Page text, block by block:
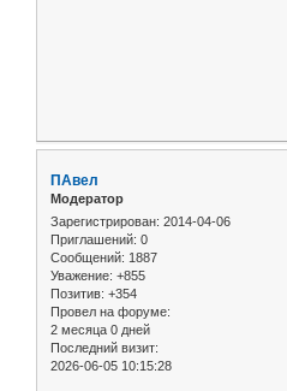
ПАвел
Модератор
Зарегистрирован: 2014-04-06
Приглашений: 0
Сообщений: 1887
Уважение: +855
Позитив: +354
Провел на форуме:
2 месяца 0 дней
Последний визит:
2026-06-05 10:15:28